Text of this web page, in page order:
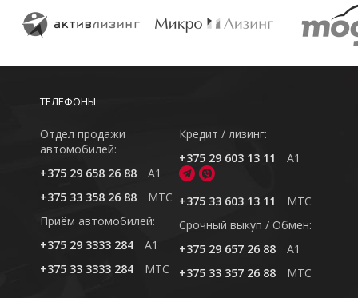
ТЕЛЕФОНЫ
Отдел продажи
автомобилей:
+375 29 658 26 88
A1
+375 33 358 26 88
MTC
Приём автомобилей:
+375 29 3333 284
A1
+375 33 3333 284
MTC
Кредит / лизинг:
+375 29 603 13 11
A1
+375 33 603 13 11
MTC
Cрочный выкуп / Обмен:
+375 29 657 26 88
A1
+375 33 357 26 88
MTC